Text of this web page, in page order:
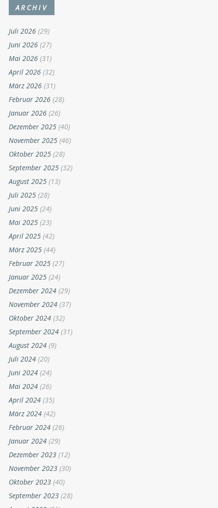
ARCHIV
Juli 2026 (29)
Juni 2026 (27)
Mai 2026 (31)
April 2026 (32)
März 2026 (31)
Februar 2026 (28)
Januar 2026 (26)
Dezember 2025 (40)
November 2025 (46)
Oktober 2025 (28)
September 2025 (32)
August 2025 (13)
Juli 2025 (28)
Juni 2025 (24)
Mai 2025 (23)
April 2025 (42)
März 2025 (44)
Februar 2025 (27)
Januar 2025 (24)
Dezember 2024 (29)
November 2024 (37)
Oktober 2024 (32)
September 2024 (31)
August 2024 (9)
Juli 2024 (20)
Juni 2024 (24)
Mai 2024 (26)
April 2024 (35)
März 2024 (42)
Februar 2024 (26)
Januar 2024 (29)
Dezember 2023 (12)
November 2023 (30)
Oktober 2023 (40)
September 2023 (28)